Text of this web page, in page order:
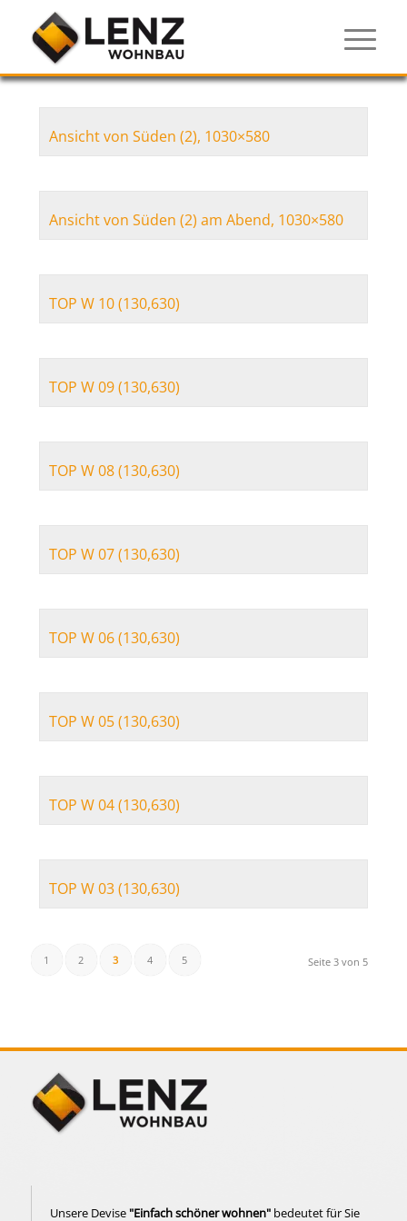
Ansicht von Süden (2), 1030×580
Ansicht von Süden (2) am Abend, 1030×580
TOP W 10 (130,630)
TOP W 09 (130,630)
TOP W 08 (130,630)
TOP W 07 (130,630)
TOP W 06 (130,630)
TOP W 05 (130,630)
TOP W 04 (130,630)
TOP W 03 (130,630)
Seite 3 von 5
1 2 3 4 5
Unsere Devise "Einfach schöner wohnen"bedeutet für Sie